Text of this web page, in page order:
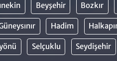
Beyşehir Bozkır
Hadim
Selçuklu Seydişehir